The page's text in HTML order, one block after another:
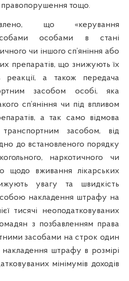
правопорушення тощо.
що «керування
особами в стані
чи іншого сп’яніння або
препаратів, що знижують їх
реакції, а також передача
засобом особі, яка
сп’яніння чи під впливом
а так само відмова
засобом, від
до встановленого порядку
наркотичного чи
щодо вживання лікарських
увагу та швидкість
собою накладення штрафу на
тисячі неоподатковуваних
з позбавленням права
засобами на строк один
накладення штрафу в розмірі
мінімумів доходів